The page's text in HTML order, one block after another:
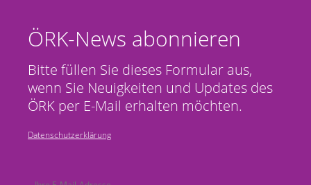
ÖRK-News abonnieren
Bitte füllen Sie dieses Formular aus,
wenn Sie Neuigkeiten und Updates des
ÖRK per E-Mail erhalten möchten.
Datenschutzerklärung